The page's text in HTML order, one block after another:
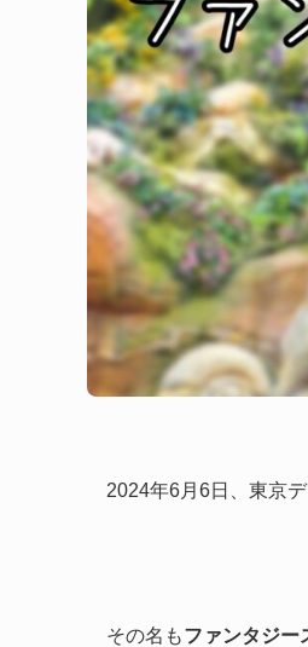
2024年6月6日、東京
その名もファンタジー